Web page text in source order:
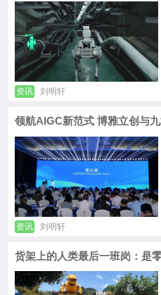
资讯 刘明轩
领航AIGC新范式 博雅立创与
资讯 刘明轩
货架上的人类最后一班岗：是